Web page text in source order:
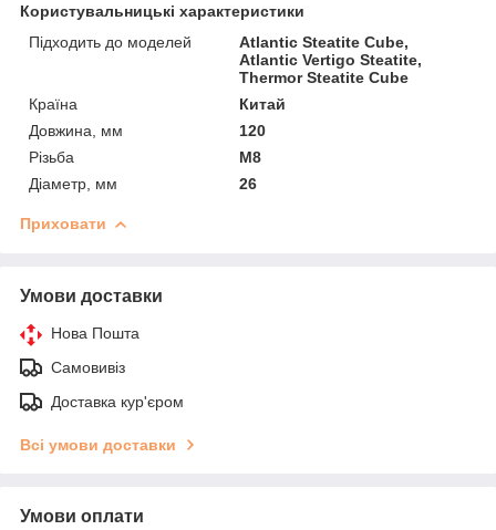
Користувальницькі характеристики
Підходить до моделей
Atlantic Steatite Cube,
Atlantic Vertigo Steatite,
Thermor Steatite Cube
Країна
Китай
Довжина, мм
120
Різьба
М8
Діаметр, мм
26
Приховати
Умови доставки
Нова Пошта
Самовивіз
Доставка кур'єром
Всі умови доставки
Умови оплати